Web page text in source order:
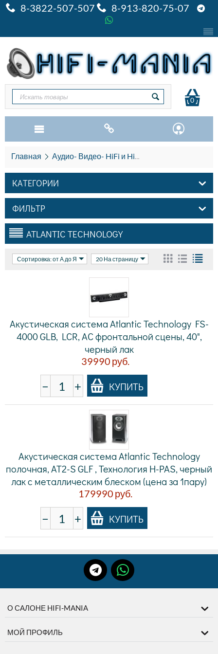
8-3822-507-507 8-913-820-75-07
0
Главная Аудио- Видео- HiFi и HiEND
КАТЕГОРИИ
ФИЛЬТР
ATLANTIC TECHNOLOGY
Сортировка: от А до Я 20 На страницу
Акустическая система Atlantic Technology FS-
4000 GLB, LCR, АС фронтальной сцены, 40",
черный лак
39990 руб.
− + КУПИТЬ
Акустическая система Atlantic Technology
полочная, AT2-S GLF , Технология H-PAS, черный
лак с металлическим блеском (цена за 1пару)
179990 руб.
− + КУПИТЬ
О САЛОНЕ HIFI-MANIA
МОЙ ПРОФИЛЬ